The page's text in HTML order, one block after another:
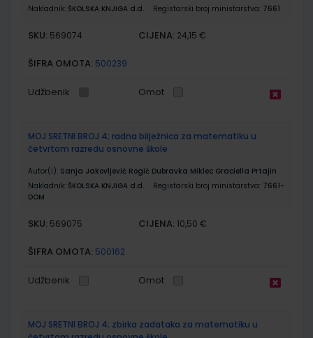
Nakladnik: ŠKOLSKA KNJIGA d.d. Registarski broj ministarstva: 7661
SKU: 569074 CIJENA: 24,15 €
ŠIFRA OMOTA: 500239
Udžbenik Omot
MOJ SRETNI BROJ 4; radna bilježnica za matematiku u
četvrtom razredu osnovne škole
Autor(i): Sanja Jakovljević Rogić Dubravka Miklec Graciella Prtajin
Nakladnik: ŠKOLSKA KNJIGA d.d. Registarski broj ministarstva: 7661-
DOM
SKU: 569075 CIJENA: 10,50 €
ŠIFRA OMOTA: 500162
Udžbenik Omot
MOJ SRETNI BROJ 4; zbirka zadataka za matematiku u